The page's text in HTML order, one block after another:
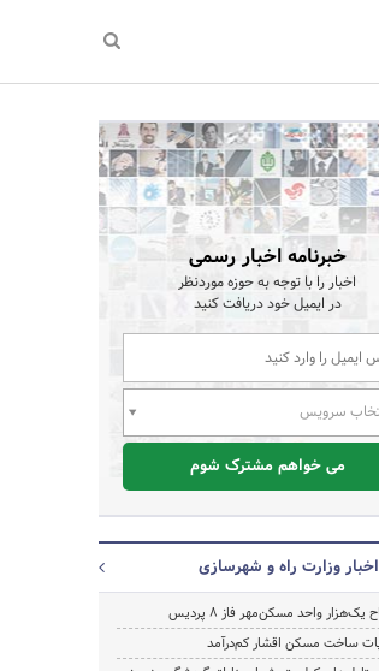
خبرنامه اخبار رسمی
اخبار را با توجه به حوزه موردنظر
در ایمیل خود دریافت کنید
سرویس
می خواهم مشترک شوم
وزارت راه و شهرسازی
یک‌هزار واحد مسکن‌مهر فاز ۸ پردیس
ساخت مسکن اقشار کم‌درآمد